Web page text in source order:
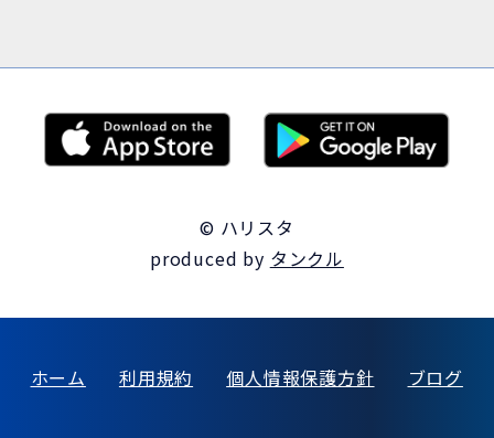
© ハリスタ
produced by タンクル
ホーム 利用規約 個人情報保護方針 ブログ